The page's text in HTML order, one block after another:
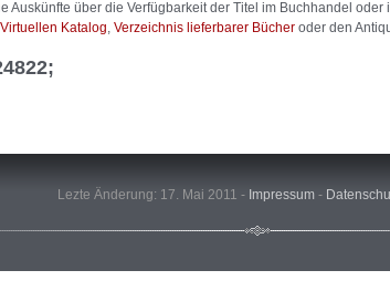
Auskünfte über die Verfügbarkeit der Titel im Buchhandel
Katalog Verzeichnis lieferbarer Bücher oder den
Lezte Änderung: 17. Mai 2011 - Impressum -